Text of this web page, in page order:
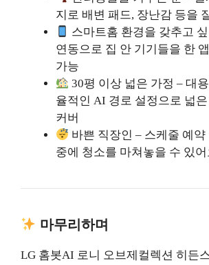
지로 배변 패드, 장난감 등을
스마트홈 환경을 갖추고
연동으로 집 안 기기들을 한
가능
30평 이상 넓은 가정 – 대
율적인 AI 경로 설정으로 넓
커버
바쁜 직장인 – 스케줄 예
중에 청소를 마쳐놓을 수 있어
마무리하며
LG 홈봇AI 로니 오브제컬렉션 히든